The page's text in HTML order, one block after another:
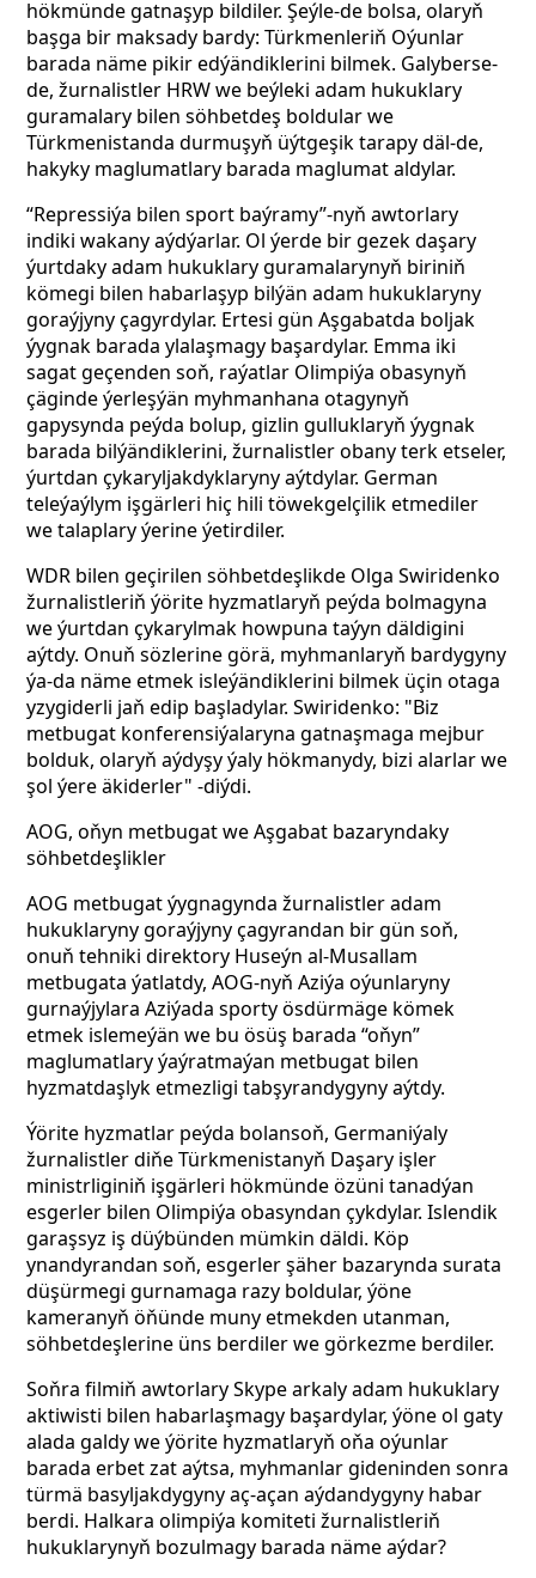
hökmünde gatnaşyp bildiler. Şeýle-de bolsa, olaryň
başga bir maksady bardy: Türkmenleriň Oýunlar
barada näme pikir edýändiklerini bilmek. Galyberse-
de, žurnalistler HRW we beýleki adam hukuklary
guramalary bilen söhbetdeş boldular we
Türkmenistanda durmuşyň üýtgeşik tarapy däl-de,
hakyky maglumatlary barada maglumat aldylar.
“Repressiýa bilen sport baýramy”-nyň awtorlary
indiki wakany aýdýarlar. Ol ýerde bir gezek daşary
ýurtdaky adam hukuklary guramalarynyň biriniň
kömegi bilen habarlaşyp bilýän adam hukuklaryny
goraýjyny çagyrdylar. Ertesi gün Aşgabatda boljak
ýygnak barada ylalaşmagy başardylar. Emma iki
sagat geçenden soň, raýatlar Olimpiýa obasynyň
çäginde ýerleşýän myhmanhana otagynyň
gapysynda peýda bolup, gizlin gulluklaryň ýygnak
barada bilýändiklerini, žurnalistler obany terk etseler,
ýurtdan çykaryljakdyklaryny aýtdylar. German
teleýaýlym işgärleri hiç hili töwekgelçilik etmediler
we talaplary ýerine ýetirdiler.
WDR bilen geçirilen söhbetdeşlikde Olga Swiridenko
žurnalistleriň ýörite hyzmatlaryň peýda bolmagyna
we ýurtdan çykarylmak howpuna taýyn däldigini
aýtdy. Onuň sözlerine görä, myhmanlaryň bardygyny
ýa-da näme etmek isleýändiklerini bilmek üçin otaga
yzygiderli jaň edip başladylar. Swiridenko: "Biz
metbugat konferensiýalaryna gatnaşmaga mejbur
bolduk, olaryň aýdyşy ýaly hökmanydy, bizi alarlar we
şol ýere äkiderler" -diýdi.
AOG, oňyn metbugat we Aşgabat bazaryndaky
söhbetdeşlikler
AOG metbugat ýygnagynda žurnalistler adam
hukuklaryny goraýjyny çagyrandan bir gün soň,
onuň tehniki direktory Huseýn al-Musallam
metbugata ýatlatdy, AOG-nyň Aziýa oýunlaryny
gurnaýjylara Aziýada sporty ösdürmäge kömek
etmek islemeýän we bu ösüş barada “oňyn”
maglumatlary ýaýratmaýan metbugat bilen
hyzmatdaşlyk etmezligi tabşyrandygyny aýtdy.
Ýörite hyzmatlar peýda bolansoň, Germaniýaly
žurnalistler diňe Türkmenistanyň Daşary işler
ministrliginiň işgärleri hökmünde özüni tanadýan
esgerler bilen Olimpiýa obasyndan çykdylar. Islendik
garaşsyz iş düýbünden mümkin däldi. Köp
ynandyrandan soň, esgerler şäher bazarynda surata
düşürmegi gurnamaga razy boldular, ýöne
kameranyň öňünde muny etmekden utanman,
söhbetdeşlerine üns berdiler we görkezme berdiler.
Soňra filmiň awtorlary Skype arkaly adam hukuklary
aktiwisti bilen habarlaşmagy başardylar, ýöne ol gaty
alada galdy we ýörite hyzmatlaryň oňa oýunlar
barada erbet zat aýtsa, myhmanlar gideninden sonra
türmä basyljakdygyny aç-açan aýdandygyny habar
berdi. Halkara olimpiýa komiteti žurnalistleriň
hukuklarynyň bozulmagy barada näme aýdar?